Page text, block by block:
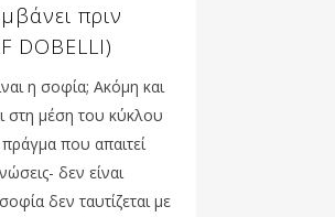
πριν
DOBELLI)
η σοφία; Ακόμη και
στη μέση του κύκλου
που απαιτεί
δεν είναι
δεν ταυτίζεται με